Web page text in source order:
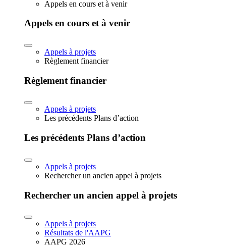
Appels en cours et à venir
Appels en cours et à venir
Appels à projets
Règlement financier
Règlement financier
Appels à projets
Les précédents Plans d’action
Les précédents Plans d’action
Appels à projets
Rechercher un ancien appel à projets
Rechercher un ancien appel à projets
Appels à projets
Résultats de l'AAPG
AAPG 2026